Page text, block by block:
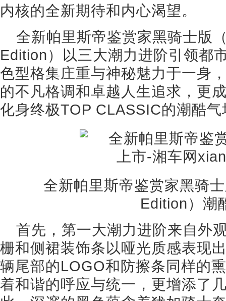
内核的全新期待和内心渴望。
全新帕里斯帝鉴赏家黑骑士版
Edition）以三大潮力进阶引领都
色型格集庄重与神秘魅力于一身
的不凡格调和卓越人生追求，更
化身终极TOP CLASSIC的潮酷气
全新帕里斯帝鉴赏家黑骑
Edition）潮
首先，第一大潮力进阶来自外
栅和侧裙装饰条以哑光质感表现
辆尾部的LOGO和防擦条同样的
着和谐的呼应与统一，更增添了